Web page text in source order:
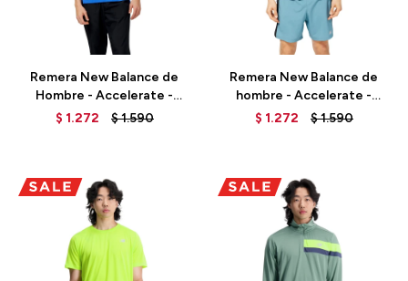
Remera New Balance de
Hombre - Accelerate -
MT23222MIB - BLUE
$ 1.272 $1.590
Remera New Balance de
hombre - Accelerate -
MT23222THN - GREY
$ 1.272 $1.590